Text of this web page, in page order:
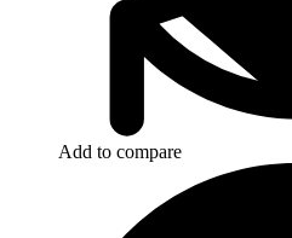
Add to compare